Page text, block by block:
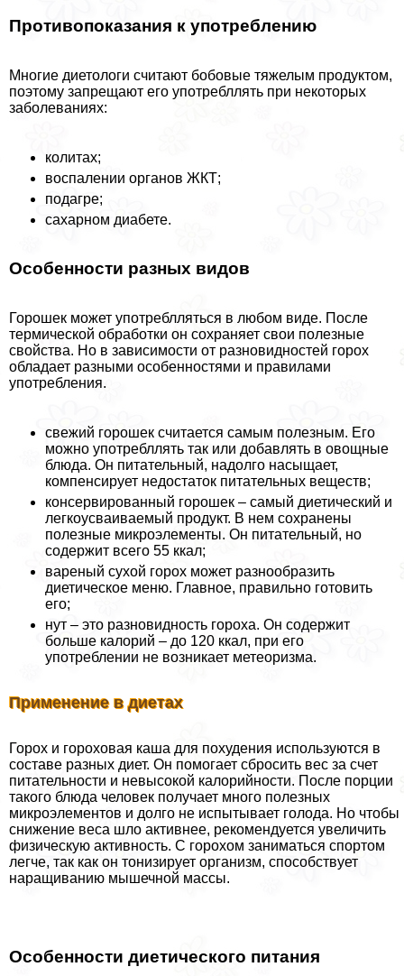
Противопоказания к употрeблению
Многие диетологи считают бобовые тяжелым продуктом,
поэтому запрещают его употрeбллять при некоторых
заболеваниях:
колитах;
воспалении органов ЖКТ;
подагре;
сахарном диабете.
Особенности разных видов
Горошек может употрeблляться в любом виде. После
термической обработки он сохраняет свои полезные
свойства. Но в зависимости от разновидностей горох
обладает разными особенностями и правилами
употрeбления.
свежий горошек считается самым полезным. Его
можно употрeбллять так или добавлять в овощные
блюда. Он питательный, надолго насыщает,
компенсирует недостаток питательных веществ;
консервированный горошек – самый диетический и
легкоусваиваемый продукт. В нем сохранены
полезные микроэлементы. Он питательный, но
содержит всего 55 ккал;
вареный сухой горох может разнообразить
диетическое меню. Главное, правильно готовить
его;
нут – это разновидность гороха. Он содержит
больше калорий – до 120 ккал, при его
употрeблении не возникает метеоризма.
Применение в диетах
Горох и гороховая каша для похудения используются в
составе разных диет. Он помогает сбросить вес за счет
питательности и невысокой калорийности. После порции
такого блюда человек получает много полезных
микроэлементов и долго не испытывает голода. Но чтобы
снижение веса шло активнее, рекомендуется увеличить
физическую активность. С горохом заниматься спортом
легче, так как он тонизирует организм, способствует
наращиванию мышечной массы.
Особенности диетического питания